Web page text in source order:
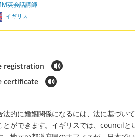
英会話講師
イギリス
registration
certificate
法的に婚姻関係になるには、法に基づい
とができます。イギリスでは、councilと